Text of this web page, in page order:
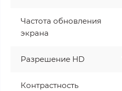
Частота обновления
экрана
Разрешение HD
Контрастность